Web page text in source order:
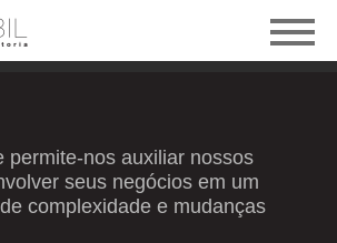
permite-nos auxiliar nossos
seus negócios em um
complexidade e mudanças